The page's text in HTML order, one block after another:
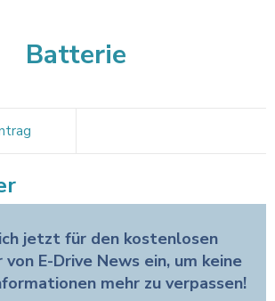
Batterie
jetzt für den kostenlosen
E-Drive News ein, um keine
mehr zu verpassen!